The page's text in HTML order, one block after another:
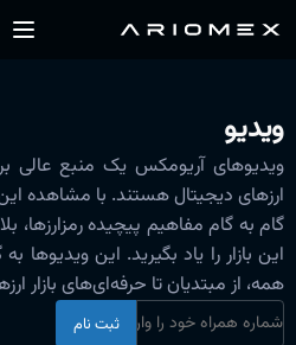
ویدیو
ویدیوهای آریومکس یک منبع عالی
ارزهای دیجیتال هستند. با مشاهده
گام به گام مفاهیم پیچیده رمزارزها،
این بازار را یاد بگیرید. این ویدیوها
همه، از مبتدیان تا حرفه‌ای‌های بازار
ثبت نام